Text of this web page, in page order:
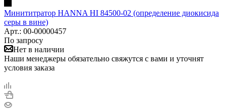
Минититратор HANNA HI 84500-02 (определение диокисида
серы в вине)
Арт.: 00-00000457
По запросу
Нет в наличии
Наши менеджеры обязательно свяжутся с вами и уточнят
условия заказа